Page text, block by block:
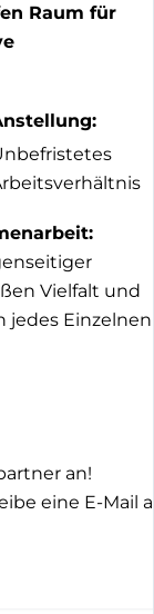
Raum für
Vielfalt und
jedes Einzelnen
an!
eine E-Mail